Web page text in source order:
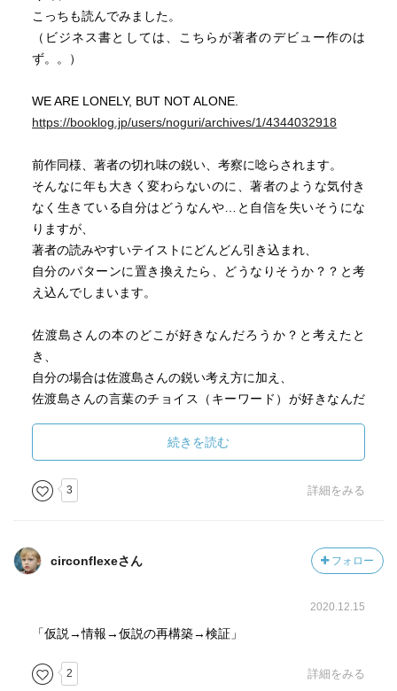
こっちも読んでみました。
（ビジネス書としては、こちらが著者のデビュー作のは
ず。。）
WE ARE LONELY, BUT NOT ALONE.
https://booklog.jp/users/noguri/archives/1/4344032918
前作同様、著者の切れ味の鋭い、考察に唸らされます。
そんなに年も大きく変わらないのに、著者のような気付き
なく生きている自分はどうなんや…と自信を失いそうにな
りますが、
著者の読みやすいテイストにどんどん引き込まれ、
自分のパターンに置き換えたら、どうなりそうか？？と考
え込んでしまいます。
佐渡島さんの本のどこが好きなんだろうか？と考えたと
き、
自分の場合は佐渡島さんの鋭い考え方に加え、
佐渡島さんの言葉のチョイス（キーワード）が好きなんだ
著者が編集者として世に出した本（ドラゴン桜、インベス
ターZ、働きマン、宇宙兄弟…などなど）が好きな人は（自
分はどのマンガも最後まで読んだことないけど…）、
った理由、裏の背景）などがよりクリアに理解できるので
はないでしょうか。
個人的には、「WE ARE LONELY, BUT NOT ALONE.」の方
が好きですが、
続きを読む
3 詳細をみる
circonflexeさん フォロー
2020.12.15
「仮説→情報→仮説の再構築→検証」
2 詳細をみる